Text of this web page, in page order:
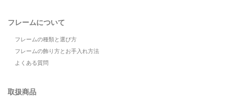
フレームについて
フレームの種類と選び方
フレームの飾り方とお手入れ方法
よくある質問
取扱商品